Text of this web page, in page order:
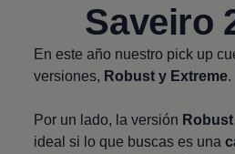
Saveiro
En este año nuestro pick up
versiones, Robust y Extreme.
Por un lado, la versión Robust
ideal si lo que buscas es una